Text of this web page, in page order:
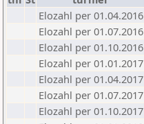
Elozahl per 01.04.2016
Elozahl per 01.07.2016
Elozahl per 01.10.2016
Elozahl per 01.01.2017
Elozahl per 01.04.2017
Elozahl per 01.07.2017
Elozahl per 01.10.2017